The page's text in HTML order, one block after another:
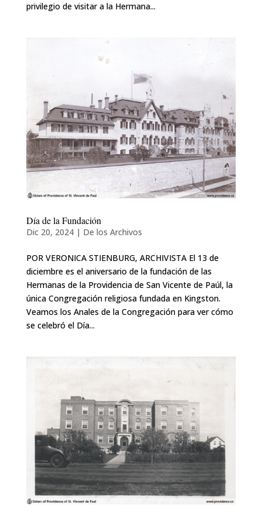
privilegio de visitar a la Hermana...
Día de la Fundación
Dic 20, 2024| De los Archivos
POR VERONICA STIENBURG, ARCHIVISTA El 13 de
diciembre es el aniversario de la fundación de las
Hermanas de la Providencia de San Vicente de Paúl, la
única Congregación religiosa fundada en Kingston.
Veamos los Anales de la Congregación para ver cómo
se celebró el Día...